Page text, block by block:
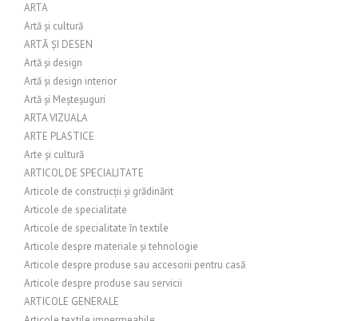
ARTA
Artă și cultură
ARTĂ ȘI DESEN
Artă și design
Artă și design interior
Artă și Meșteșuguri
ARTA VIZUALA
ARTE PLASTICE
Arte și cultură
ARTICOL DE SPECIALITATE
Articole de construcții și grădinărit
Articole de specialitate
Articole de specialitate în textile
Articole despre materiale și tehnologie
Articole despre produse sau accesorii pentru casă
Articole despre produse sau servicii
ARTICOLE GENERALE